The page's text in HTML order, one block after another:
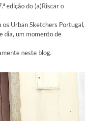
edição do (a)Riscar o
Urban Sketchers Portugal,
dia, um momento de
neste blog.